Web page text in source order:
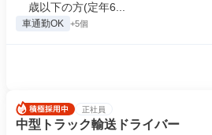
歳以下の方(定年6...
車通勤OK +5個
正社員
中型トラック輸送ドライバー